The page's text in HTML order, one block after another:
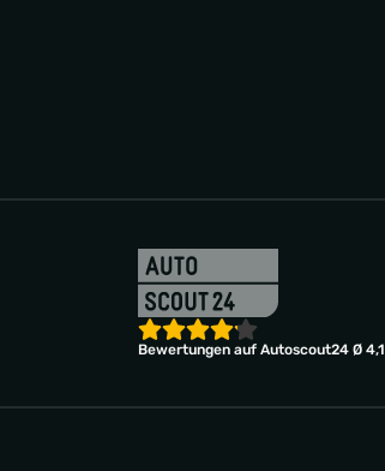
Bewertungen auf Autoscout24 Ø 4,1